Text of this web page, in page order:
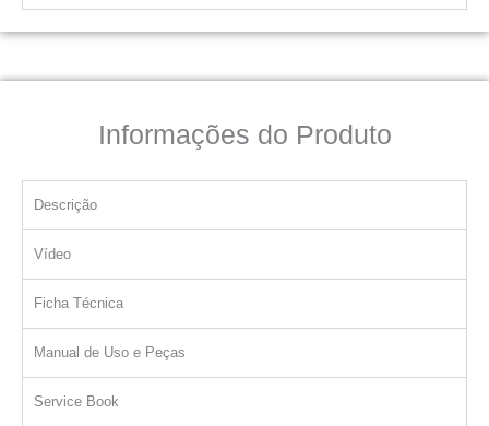
Informações do Produto
Descrição
Vídeo
Ficha Técnica
Manual de Uso e Peças
Service Book